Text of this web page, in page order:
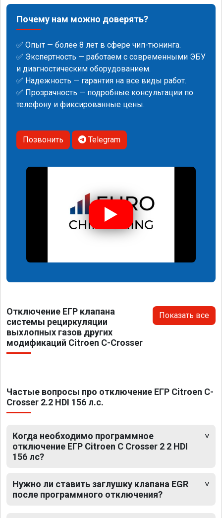
Почему нам можно доверять?
✅ Опыт — более 8 лет в сфере чип-тюнинга.
✅ Экспертность — работаем с современными ЭБУ
и диагностическим оборудованием.
✅ Надежность — гарантия на все виды работ.
✅ Прозрачность — подробные консультации по
телефону и фиксированные цены.
Позвонить Telegram
Отключение ЕГР клапана
системы рециркуляции
выхлопных газов других
модификаций Citroen C-Crosser
Показать все
Частые вопросы про отключение ЕГР Citroen C-
Crosser 2.2 HDI 156 л.с.
Когда необходимо программное
отключение ЕГР Citroen C Crosser 2 2 HDI
156 лс?
Нужно ли ставить заглушку клапана EGR
после программного отключения?